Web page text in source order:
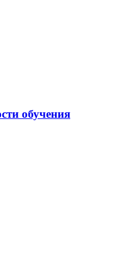
обучения